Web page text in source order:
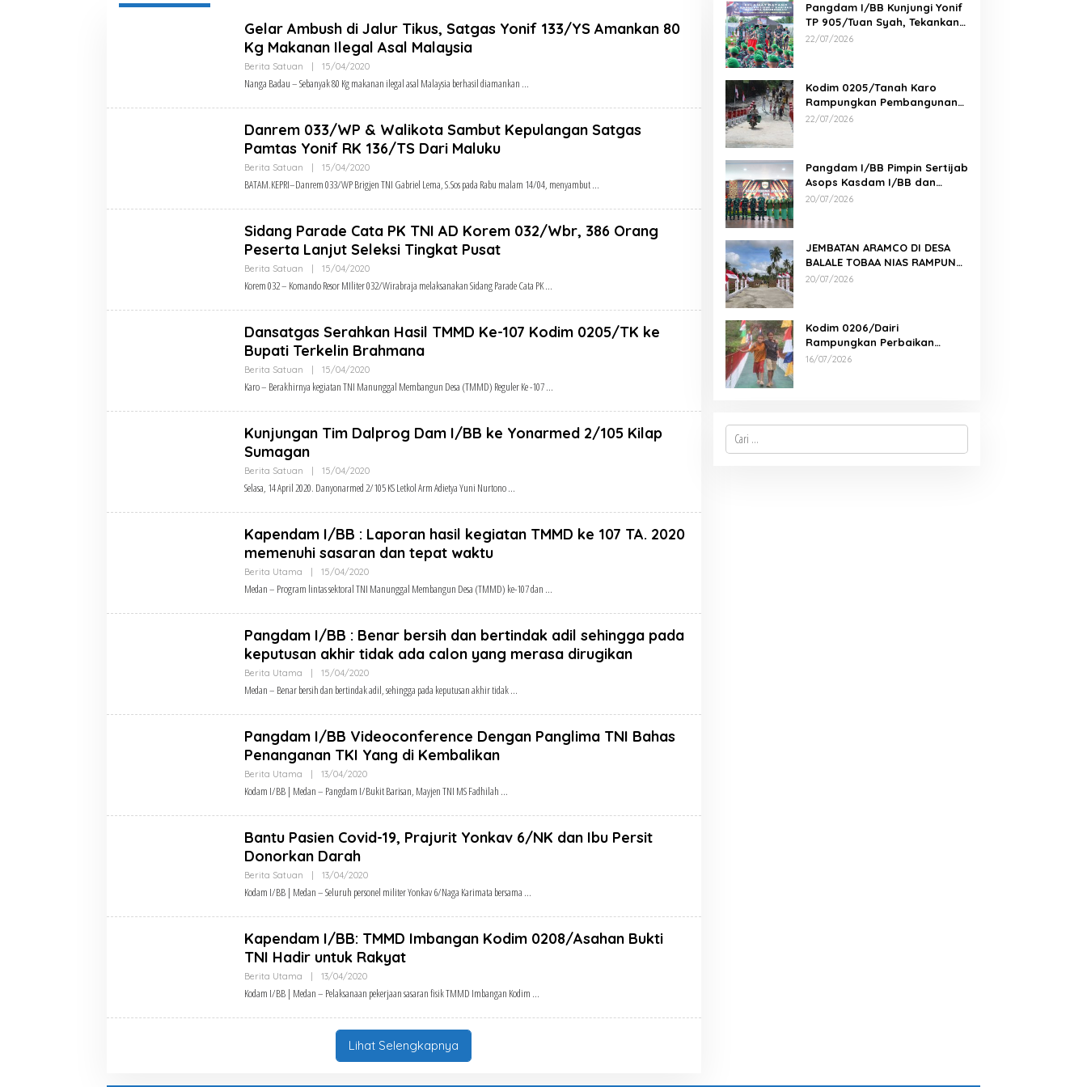
Jenderal TNI Agus
Subiyanto, S.E., M.Si.
Kodam
Gelar Ambush di Jalur Tikus, Satgas Yonif 133/YS Amankan 80
Kg Makanan Ilegal Asal Malaysia
Berita Satuan | 15/04/2020Oleh
Nanga Badau – Sebanyak 80 Kg makanan ilegal asal Malaysia berhasil diamankan
Danrem 033/WP & Walikota Sambut Kepulangan Satgas
Pamtas Yonif RK 136/TS Dari Maluku
Berita Satuan | 15/04/2020Oleh
BATAM.KEPRI–Danrem 033/WP Brigjen TNI Gabriel Lema, S.Sos pada Rabu malam 14/04, menyambut
Sidang Parade Cata PK TNI AD Korem 032/Wbr, 386 Orang
Peserta Lanjut Seleksi Tingkat Pusat
Berita Satuan | 15/04/2020Oleh
Korem 032 – Komando Resor MIliter 032/Wirabraja melaksanakan Sidang Parade Cata PK
Dansatgas Serahkan Hasil TMMD Ke-107 Kodim 0205/TK ke
Bupati Terkelin Brahmana
Berita Satuan | 15/04/2020Oleh
Karo – Berakhirnya kegiatan TNI Manunggal Membangun Desa (TMMD) Reguler Ke -107
Kunjungan Tim Dalprog Dam I/BB ke Yonarmed 2/105 Kilap
Sumagan
Berita Satuan | 15/04/2020Oleh
Selasa, 14 April 2020. Danyonarmed 2/105 KS Letkol Arm Adietya Yuni Nurtono
Kapendam I/BB : Laporan hasil kegiatan TMMD ke 107 TA. 2020
memenuhi sasaran dan tepat waktu
Berita Utama | 15/04/2020Oleh
Medan – Program lintas sektoral TNI Manunggal Membangun Desa (TMMD) ke-107 dan
Pangdam I/BB : Benar bersih dan bertindak adil sehingga pada
keputusan akhir tidak ada calon yang merasa dirugikan
Berita Utama | 15/04/2020Oleh
Medan – Benar bersih dan bertindak adil, sehingga pada keputusan akhir tidak
Pangdam I/BB Videoconference Dengan Panglima TNI Bahas
Penanganan TKI Yang di Kembalikan
Berita Utama | 13/04/2020Oleh
Kodam I/BB | Medan – Pangdam I/Bukit Barisan, Mayjen TNI MS Fadhilah
Bantu Pasien Covid-19, Prajurit Yonkav 6/NK dan Ibu Persit
Donorkan Darah
Berita Satuan | 13/04/2020Oleh
Kodam I/BB | Medan – Seluruh personel militer Yonkav 6/Naga Karimata bersama
Kapendam I/BB: TMMD Imbangan Kodim 0208/Asahan Bukti
TNI Hadir untuk Rakyat
Berita Utama | 13/04/2020Oleh
Kodam I/BB | Medan – Pelaksanaan pekerjaan sasaran fisik TMMD Imbangan Kodim
Lihat Selengkapnya
Pangdam I/BB Kunjungi Yonif
TP 905/Tuan Syah, Tekankan
Profesionalisme dan
22/07/2026
Kodim 0205/Tanah Karo
Rampungkan Pembangunan
Jembatan Beton di Desa
22/07/2026
Pangdam I/BB Pimpin Sertijab
Asops Kasdam I/BB dan
Danyonarmed 2/KS serta
20/07/2026
JEMBATAN ARAMCO DI DESA
BALALE TOBAA NIAS RAMPUNG,
AKSES WARGA SEMAKIN MUDAH
20/07/2026
Kodim 0206/Dairi
Rampungkan Perbaikan
Jembatan Gantung Perintis 2
16/07/2026
Cari
untuk: